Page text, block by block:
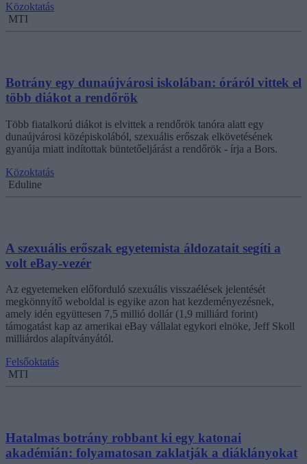
Közoktatás
MTI
Botrány egy dunaújvárosi iskolában: óráról vittek el
több diákot a rendőrök
Több fiatalkorú diákot is elvittek a rendőrök tanóra alatt egy
dunaújvárosi középiskolából, szexuális erőszak elkövetésének
gyanúja miatt indítottak büntetőeljárást a rendőrök - írja a Bors.
Közoktatás
Eduline
A szexuális erőszak egyetemista áldozatait segíti a
volt eBay-vezér
Az egyetemeken előforduló szexuális visszaélések jelentését
megkönnyítő weboldal is egyike azon hat kezdeményezésnek,
amely idén együttesen 7,5 millió dollár (1,9 milliárd forint)
támogatást kap az amerikai eBay vállalat egykori elnöke, Jeff Skoll
milliárdos alapítványától.
Felsőoktatás
MTI
Hatalmas botrány robbant ki egy katonai
akadémián: folyamatosan zaklatják a diáklányokat